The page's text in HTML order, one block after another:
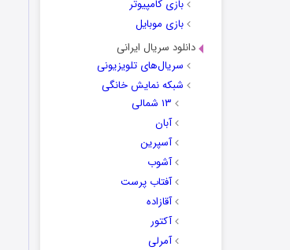
بازی کامپیوتر
بازی موبایل
دانلود سریال ایرانی
سریال‌های تلویزیونی
شبکه نمایش خانگی
۱۳ شمالی
آبان
آسپرین
آشوب
آفتاب پرست
آقازاده
آکتور
آمرلی